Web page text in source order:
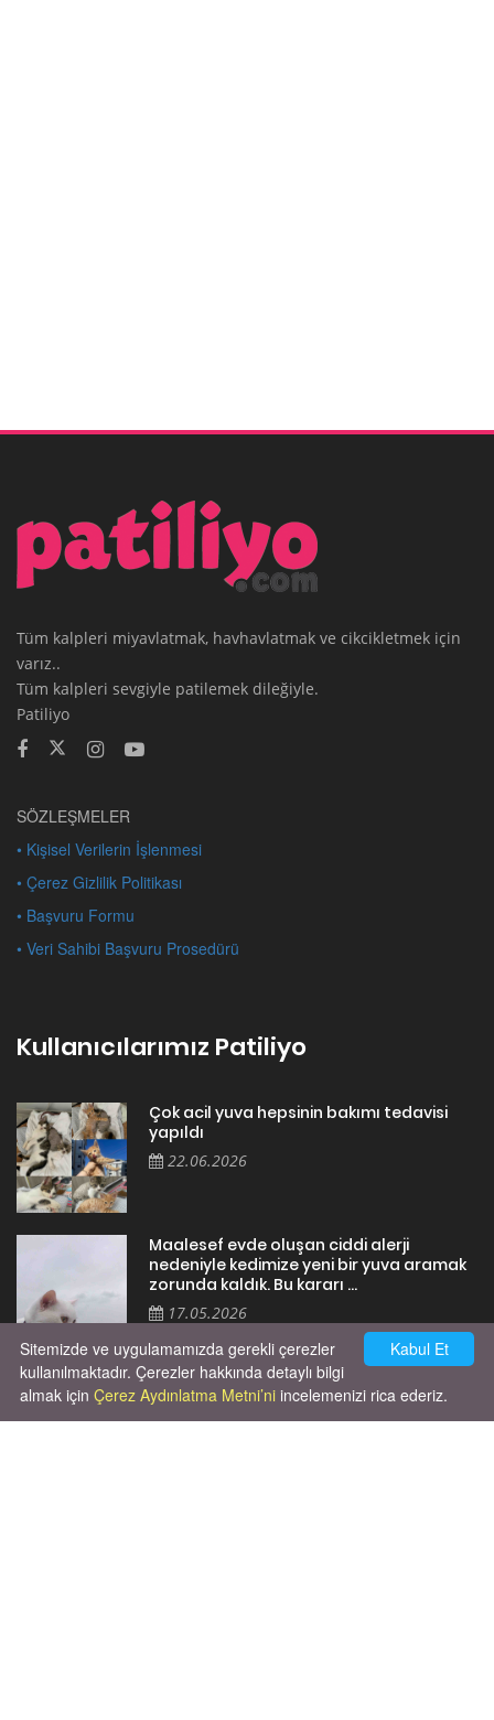
Tüm kalpleri miyavlatmak, havhavlatmak ve cikcikletmek için
varız..
Tüm kalpleri sevgiyle patilemek dileğiyle.
Patiliyo
SÖZLEŞMELER
• Kişisel Verilerin İşlenmesi
• Çerez Gizlilik Politikası
• Başvuru Formu
• Veri Sahibi Başvuru Prosedürü
Kullanıcılarımız Patiliyo
Çok acil yuva hepsinin bakımı tedavisi
yapıldı
22.06.2026
Maalesef evde oluşan ciddi alerji
nedeniyle kedimize yeni bir yuva aramak
zorunda kaldık. Bu kararı ...
17.05.2026
Kabul Et
Sitemizde ve uygulamamızda gerekli çerezler
kullanılmaktadır. Çerezler hakkında detaylı bilgi
almak için Çerez Aydınlatma Metni’ni incelemenizi rica ederiz.